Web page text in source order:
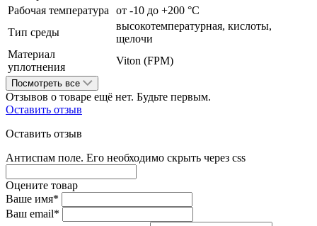
Рабочая температура
от -10 до +200 °С
Тип среды
высокотемпературная, кислоты,
щелочи
Материал
уплотнения
Viton (FPM)
Посмотреть все
Отзывов о товаре ещё нет. Будьте первым.
Оставить отзыв
Оставить отзыв
Антиспам поле. Его необходимо скрыть через css
Оцените товар
Ваше имя*
Ваш email*